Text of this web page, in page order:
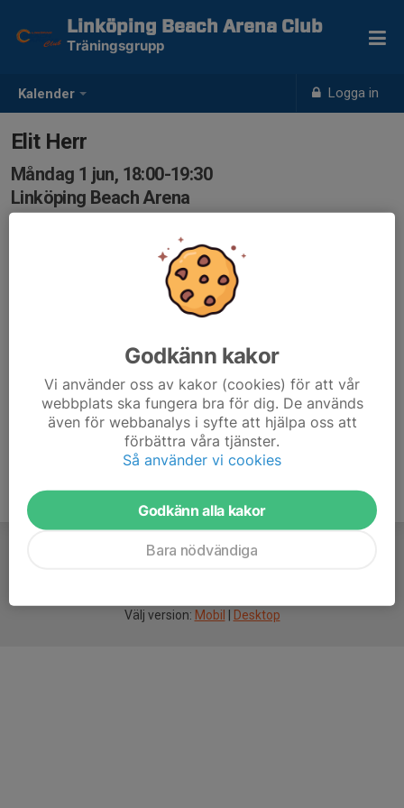
Kalender Logga in
Linköping Beach Arena Club
Träningsgrupp
Elit Herr
Måndag 1 jun, 18:00-19:30
Linköping Beach Arena
Välj version: Mobil Desktop
Godkänn kakor
Vi använder oss av kakor (cookies) för att vår
webbplats ska fungera bra för dig. De används
även för webbanalys i syfte att hjälpa oss att
förbättra våra tjänster.
Så använder vi cookies
Godkänn alla kakor
Bara nödvändiga